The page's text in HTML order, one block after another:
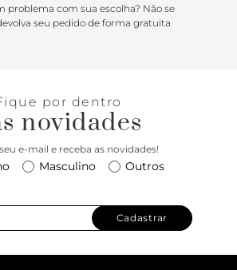
problema com sua escolha? Não se
seu pedido de forma gratuita
por dentro
novidades
e-mail e receba as novidades!
Masculino Outros
Cadastrar